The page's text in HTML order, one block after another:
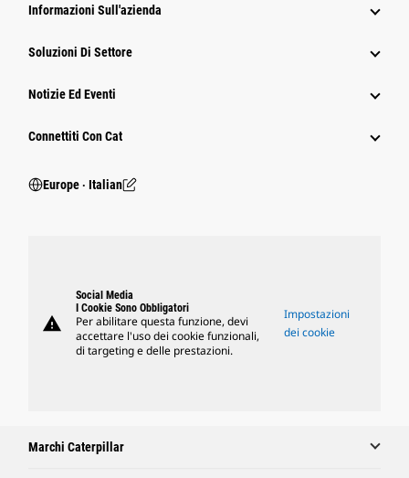
Informazioni Sull'azienda
Soluzioni Di Settore
Notizie Ed Eventi
Connettiti Con Cat
Europe ‧ Italian
warning
Social Media
I Cookie Sono Obbligatori
Per abilitare questa funzione, devi
accettare l'uso dei cookie funzionali,
di targeting e delle prestazioni.
Impostazioni
dei cookie
Marchi Caterpillar